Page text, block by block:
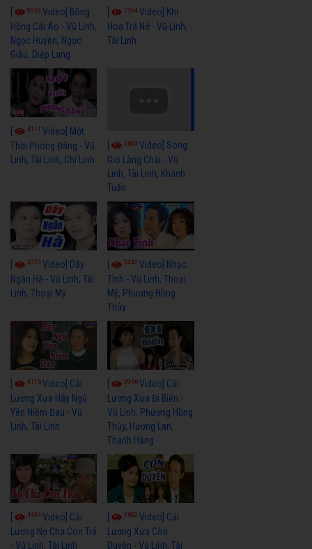
9063 Video] Bông
Hồng Cài Áo - Vũ Linh,
Ngọc Huyền, Ngọc
Giàu, Diệp Lang
7354Video] Khi
Hoa Trà Nở - Vũ Linh,
Tài Linh
4111 Video] Một
Thời Phóng Đãng - Vũ
Linh, Tài Linh, Chí Linh
3659Video] Sóng
Gió Làng Chài - Vũ
Linh, Tài Linh, Khánh
Tuấn
3770 Video] Dãy
Ngân Hà - Vũ Linh, Tài
Linh, Thoại Mỹ
3442Video] Nhạc
Tình - Vũ Linh, Thoại
Mỹ, Phương Hồng
Thủy
4116Video] Cải
Lương Xưa Hãy Ngủ
Yên Niềm Đau - Vũ
Linh, Tài Linh
3966Video] Cải
Lương Xưa Đi Biển -
Vũ Linh, Phương Hồng
Thủy, Hương Lan,
Thanh Hằng
4434Video] Cải
Lương Nợ Cha Con Trả
- Vũ Linh, Tài Linh
3602Video] Cải
Lương Xưa Còn
Duyên - Vũ Linh, Tài